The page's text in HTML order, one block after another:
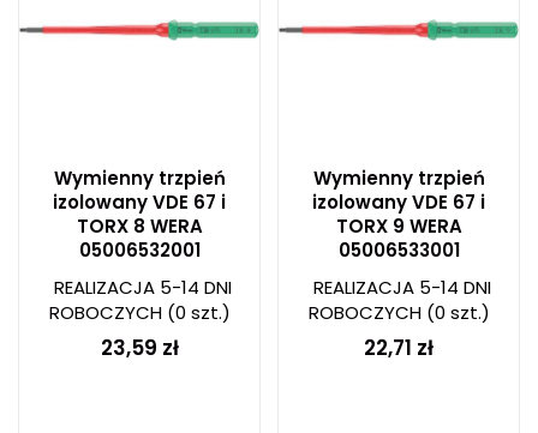
Wymienny trzpień
izolowany VDE 67 i
TORX 8 WERA
05006532001
REALIZACJA 5-14 DNI
ROBOCZYCH(0 szt.)
23,59 zł
Wymienny trzpień
izolowany VDE 67 i
TORX 9 WERA
05006533001
REALIZACJA 5-14 DNI
ROBOCZYCH(0 szt.)
22,71 zł